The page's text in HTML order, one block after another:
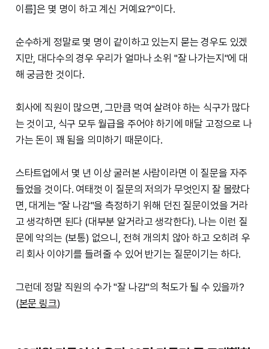
이름]은 몇 명이 하고 계신 거예요?"이다.
순수하게 정말로 몇 명이 같이하고 있는지 묻는 경우도 있겠
지만, 대다수의 경우 우리가 얼마나 소위 "잘 나가는지"에 대
해 궁금한 것이다.
회사에 직원이 많으면, 그만큼 먹여 살려야 하는 식구가 많다
는 것이고, 식구 모두 월급을 주어야 하기에 매달 고정으로 나
가는 돈이 꽤 됨을 의미하기 때문이다.
스타트업에서 몇 년 이상 굴러본 사람이라면 이 질문을 자주
들었을 것이다. 여태껏 이 질문의 저의가 무엇인지 잘 몰랐다
면, 대게는 "잘 나감"을 측정하기 위해 던진 질문이었을 거라
고 생각하면 된다 (대부분 알거라고 생각한다). 나는 이런 질
문에 악의는 (보통) 없으니, 전혀 개의치 않아 하고 오히려 우
리 회사 이야기를 들려줄 수 있어 반기는 질문이기는 하다.
그런데 정말 직원의 수가 "잘 나감"의 척도가 될 수 있을까?
(본문 링크)